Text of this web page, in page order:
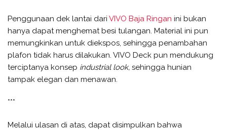
Penggunaan dek lantai dari VIVO Baja Ringan ini bukan
hanya dapat menghemat besi tulangan. Material ini pun
memungkinkan untuk diekspos, sehingga penambahan
plafon tidak harus dilakukan. VIVO Deck pun mendukung
terciptanya konsep industrial look, sehingga hunian
tampak elegan dan menawan.
***
Melalui ulasan di atas, dapat disimpulkan bahwa